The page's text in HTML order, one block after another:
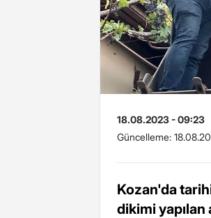
18.08.2023 - 09:23
Güncelleme:
Kozan'da
dikimi